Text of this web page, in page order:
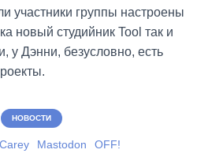
участники группы настроены
новый студийник Tool так и
у Дэнни, безусловно, есть
НОВОСТИ
Mastodon
OFF!